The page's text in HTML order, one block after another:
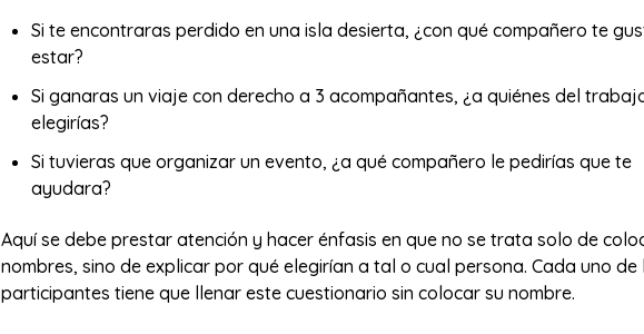
Si te encontraras perdido en una isla desierta, ¿con qué compañero te
estar?
Si ganaras un viaje con derecho a 3 acompañantes, ¿a quiénes del
elegirías?
Si tuvieras que organizar un evento, ¿a qué compañero le pedirías que te
ayudara?
Aquí se debe prestar atención y hacer énfasis en que no se trata solo de
nombres, sino de explicar por qué elegirían a tal o cual persona. Cada uno de
participantes tiene que llenar este cuestionario sin colocar su nombre.